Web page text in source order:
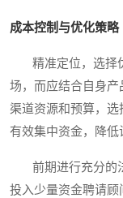
成本控制与优化策略
精准定位，选择优
场，而应结合自身产
渠道资源和预算，
有效集中资金，降低
前期进行充分的法
投入少量资金聘请